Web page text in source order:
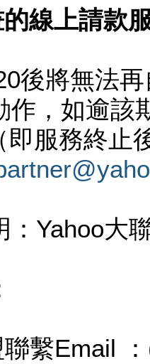
的線上請款
後將無法
作，如逾該
即服務終止
：Yahoo大
繫Email